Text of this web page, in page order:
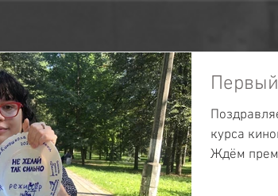
курса
Ждём